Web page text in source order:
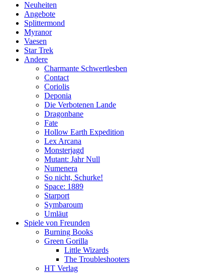
Neuheiten
Angebote
Splittermond
Myranor
Vaesen
Star Trek
Andere
Charmante Schwertlesben
Contact
Coriolis
Deponia
Die Verbotenen Lande
Dragonbane
Fate
Hollow Earth Expedition
Lex Arcana
Monsterjagd
Mutant: Jahr Null
Numenera
So nicht, Schurke!
Space: 1889
Starport
Symbaroum
Umläut
Spiele von Freunden
Burning Books
Green Gorilla
Little Wizards
The Troubleshooters
HT Verlag